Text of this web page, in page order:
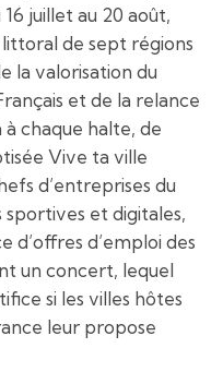
juillet au 20 août,
de sept régions
la valorisation du
et de la relance
chaque halte, de
Vive ta ville
d’entreprises du
et digitales,
d’offres d’emploi des
un concert, lequel
si les villes hôtes
leur propose